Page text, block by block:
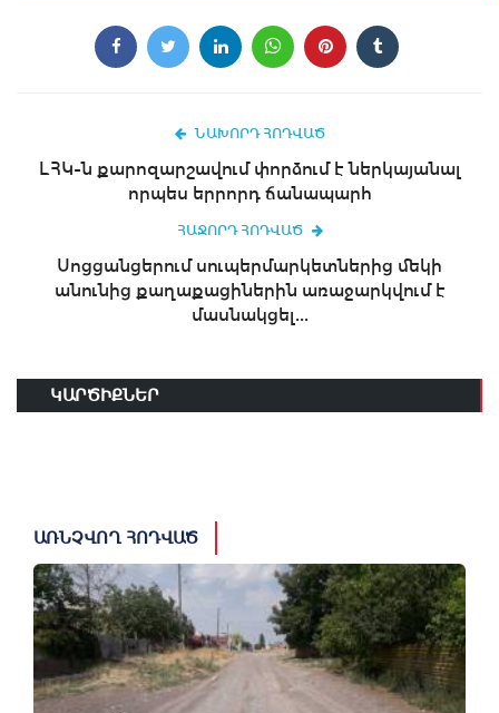
ՆԱԽՈՐԴ ՀՈԴՎԱԾ
ԼՀԿ-ն քարոզարշավում փորձում է ներկայանալ
որպես երրորդ ճանապարհ
ՀԱՋՈՐԴ ՀՈԴՎԱԾ
Սոցցանցերում սուպերմարկետներից մեկի
անունից քաղաքացիներին առաջարկվում է
մասնակցել...
ԿԱՐԾԻՔՆԵՐ
ԱՌՆՉՎՈՂ ՀՈԴՎԱԾ